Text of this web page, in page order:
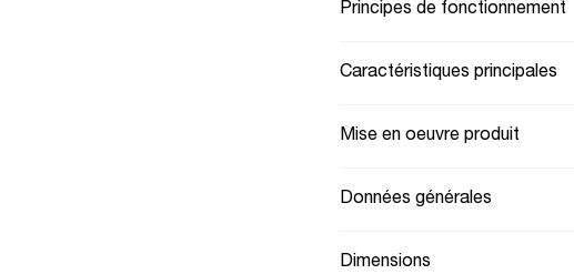
Principes de fonctionnement
Caractéristiques principales
Mise en oeuvre produit
Données générales
Dimensions